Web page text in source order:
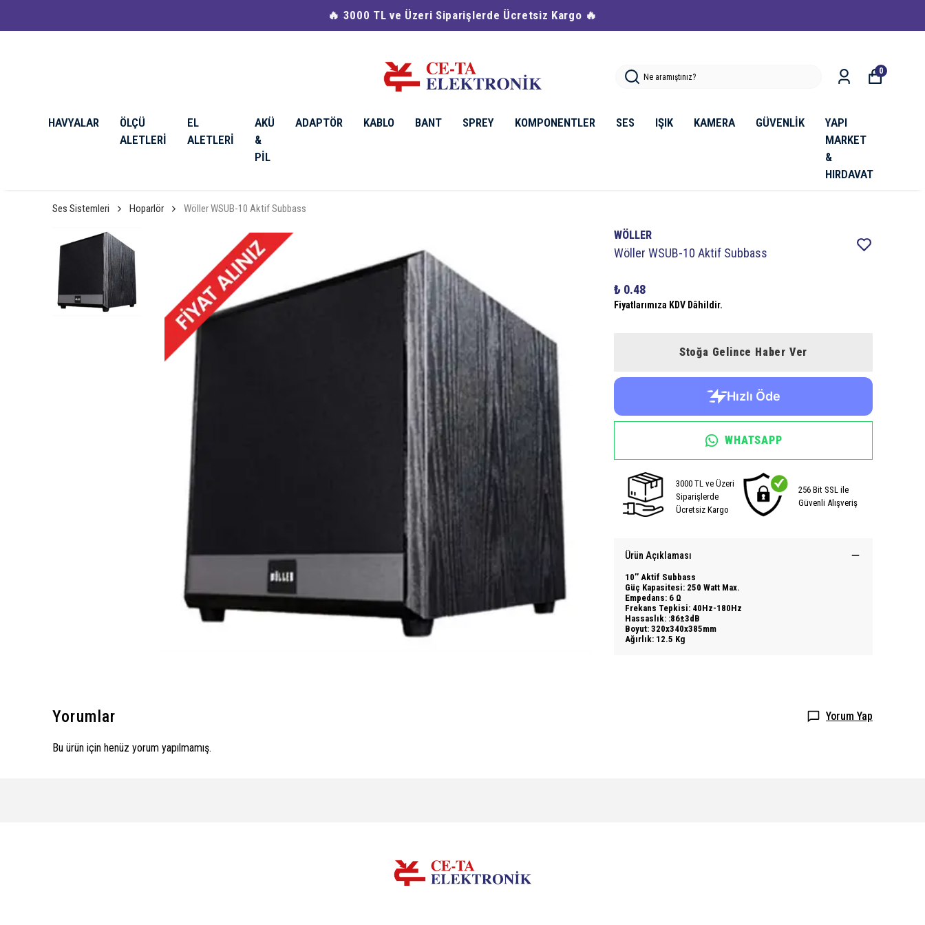
🔥 3000 TL ve Üzeri Siparişlerde Ücretsiz Kargo 🔥
HAVYALAR
ÖLÇÜ
ALETLERİ
EL
ALETLERİ
AKÜ
&
PİL
ADAPTÖR KABLO BANT SPREY KOMPONENTLER SES IŞIK KAMERA GÜVENLİK
YAPI
MARKET
&
HIRDAVAT
0
Ses Sistemleri Hoparlör Wöller WSUB-10 Aktif Subbass
WÖLLER
Wöller WSUB-10 Aktif Subbass
₺ 0.48
Fiyatlarımıza KDV Dâhildir.
Stoğa Gelince Haber Ver
WHATSAPP
3000 TL ve Üzeri
Siparişlerde
Ücretsiz Kargo
256 Bit SSL ile
Güvenli Alışveriş
Ürün Açıklaması
10’’ Aktif Subbass
Güç Kapasitesi: 250 Watt Max.
Empedans: 6 Ω
Frekans Tepkisi: 40Hz-180Hz
Hassaslık: :86±3dB
Boyut: 320x340x385mm
Ağırlık: 12.5 Kg
Yorumlar Yorum Yap
Bu ürün için henüz yorum yapılmamış.